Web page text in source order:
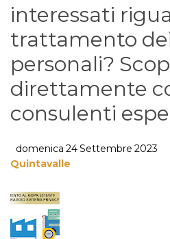
interessati
trattamento
personali?
direttamente
consulenti
domenica 24 Settembre 2023
Quintavalle